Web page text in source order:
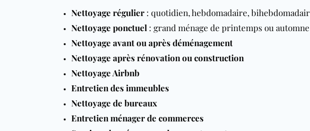
Nettoyage régulier : quotidien, hebdomadaire,
Nettoyage ponctuel : grand ménage de printemps ou automne
Nettoyage avant ou après déménagement
Nettoyage après rénovation ou construction
Nettoyage Airbnb
Entretien des immeubles
Nettoyage de bureaux
Entretien ménager de commerces